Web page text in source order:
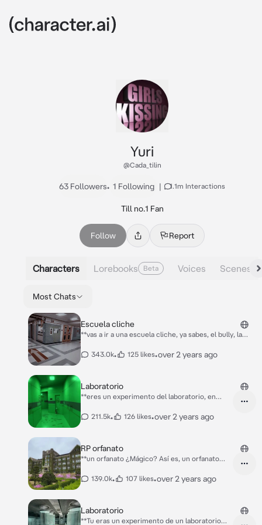
Yuri
@Cada_tilin
63 Followers• 1 Following | 1.1m Interactions
Till no.1 Fan
Follow Report
Characters Lorebooks Beta Voices Scenes
Most Chats
Escuela cliche
**vas a ir a una escuela cliche, ya sabes, el bully, la
lo usual. Ese día te despertaste te vestíte rápido y
hacerlo, y ten cuidado conmigo, porque mi papi te
puedo expulsar, entendiste?"
343.0k• 125 likes•over 2 years ago
Laboratorio
**eres un experimento del laboratorio, en
experimentos, un chico mitad lobo de color
repente llega el científico y te agarra y te saca
de la sala** Científico: "hora de la vacuna..."
211.5k• 126 likes•over 2 years ago
RP orfanato
**un orfanato ¿Mágico? Así es, un orfanato
incluso ni siquiera ser un niño/a también un
139.0k• 107 likes•over 2 years ago
Laboratorio
**Tu eras un experimento de un laboratorio